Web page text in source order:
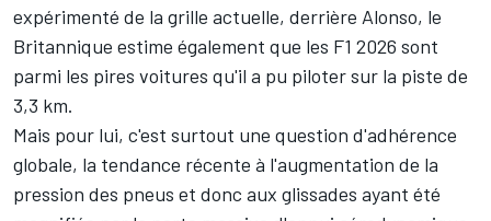
expérimenté de la grille actuelle, derrière Alonso, le
Britannique estime également que les F1 2026 sont
parmi les pires voitures qu'il a pu piloter sur la piste de
3,3 km.
Mais pour lui, c'est surtout une question d'adhérence
globale, la tendance récente à l'augmentation de la
pression des pneus et donc aux glissades ayant été